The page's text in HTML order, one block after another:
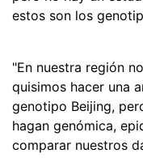
estos son los
"En nuestra región
quisimos hacer una
genotipo Beijing,
hagan genómica,
comparar nuestros